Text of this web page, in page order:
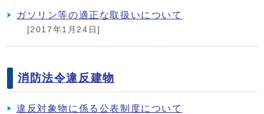
ガソリン等の適正な取扱いについて
[2017年1月24日]
消防法令違反建物
違反対象物に係る公表制度について